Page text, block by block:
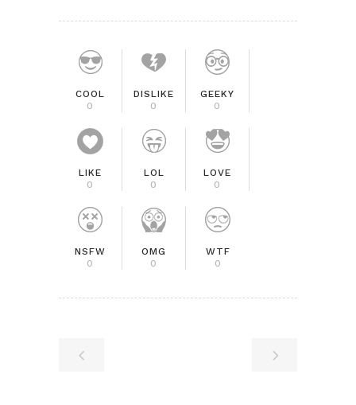
COOL
0
DISLIKE
0
GEEKY
0
LIKE
0
LOL
0
LOVE
0
NSFW
0
OMG
0
WTF
0